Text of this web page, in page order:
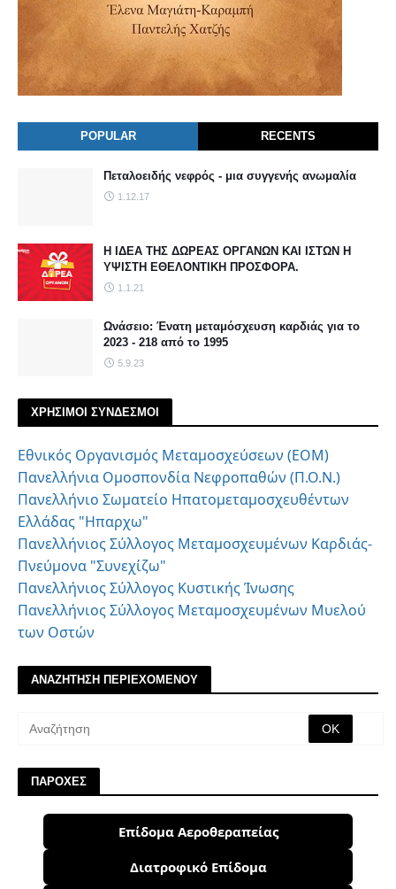
POPULAR RECENTS
Πεταλοειδής νεφρός - μια συγγενής ανωμαλία
1.12.17
Η ΙΔΕΑ ΤΗΣ ΔΩΡΕΑΣ ΟΡΓΑΝΩΝ ΚΑΙ ΙΣΤΩΝ Η
ΥΨΙΣΤΗ ΕΘΕΛΟΝΤΙΚΗ ΠΡΟΣΦΟΡΑ.
1.1.21
Ωνάσειο: Ένατη μεταμόσχευση καρδιάς για το
2023 - 218 από το 1995
5.9.23
ΧΡΗΣΙΜΟΙ ΣΥΝΔΕΣΜΟΙ
Εθνικός Οργανισμός Μεταμοσχεύσεων (ΕΟΜ)
Πανελλήνια Ομοσπονδία Νεφροπαθών (Π.Ο.Ν.)
Πανελλήνιο Σωματείο Ηπατομεταμοσχευθέντων
Ελλάδας "Ηπαρχω"
Πανελλήνιος Σύλλογος Μεταμοσχευμένων Καρδιάς-
Πνεύμονα "Συνεχίζω"
Πανελλήνιος Σύλλογος Κυστικής Ίνωσης
Πανελλήνιος Σύλλογος Μεταμοσχευμένων Μυελού
των Οστών
ΑΝΑΖΗΤΗΣΗ ΠΕΡΙΕΧΟΜΕΝΟΥ
ΠΑΡΟΧΕΣ
Επίδομα Αεροθεραπείας
Διατροφικό Επίδομα